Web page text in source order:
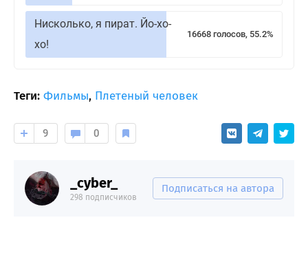
Нисколько, я пират. Йо-хо-
хо!
16668 голосов, 55.2%
Теги: Фильмы, Плетеный человек
9 0
_cyber_
298 подписчиков
Подписаться на автора